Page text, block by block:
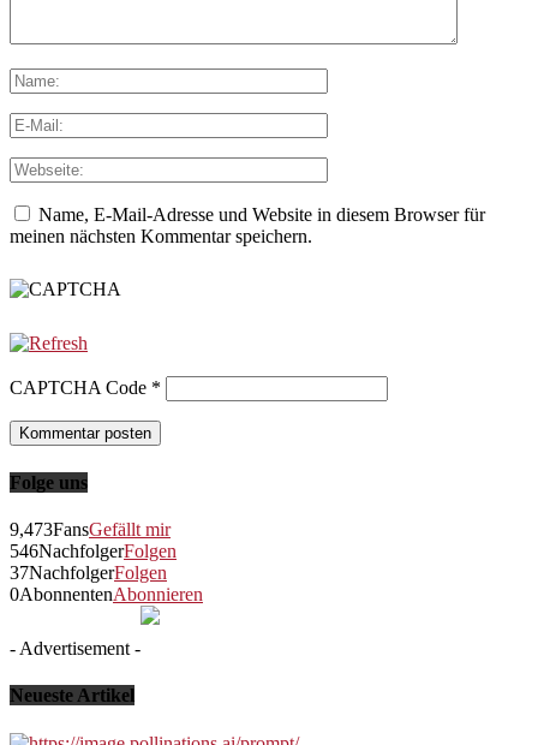
Name, E-Mail-Adresse und Website in diesem Browser für
meinen nächsten Kommentar speichern.
CAPTCHA Code *
Folge uns
9,473FansGefällt mir
546NachfolgerFolgen
37NachfolgerFolgen
0AbonnentenAbonnieren
- Advertisement -
Neueste Artikel